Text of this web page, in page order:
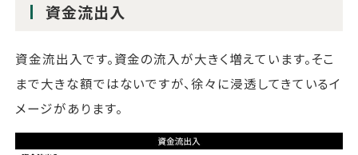
資金流出入
資金流出入です。資金の流入が大きく増えています。そこ
まで大きな額ではないですが、徐々に浸透してきているイ
メージがあります。